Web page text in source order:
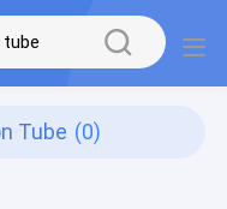
Tube (0)